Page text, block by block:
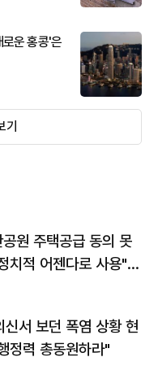
운 홍콩'은
기
원 주택공급 동의 못
적 어젠다로 사용"
서 보던 폭염 상황 현
정력 총동원하라"